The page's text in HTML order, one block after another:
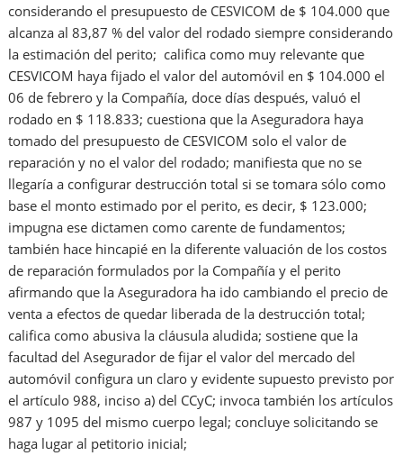
considerando el presupuesto de CESVICOM de $ 104.000 que
alcanza al 83,87 % del valor del rodado siempre considerando
la estimación del perito; califica como muy relevante que
CESVICOM haya fijado el valor del automóvil en $ 104.000 el
06 de febrero y la Compañía, doce días después, valuó el
rodado en $ 118.833; cuestiona que la Aseguradora haya
tomado del presupuesto de CESVICOM solo el valor de
reparación y no el valor del rodado; manifiesta que no se
llegaría a configurar destrucción total si se tomara sólo como
base el monto estimado por el perito, es decir, $ 123.000;
impugna ese dictamen como carente de fundamentos;
también hace hincapié en la diferente valuación de los costos
de reparación formulados por la Compañía y el perito
afirmando que la Aseguradora ha ido cambiando el precio de
venta a efectos de quedar liberada de la destrucción total;
califica como abusiva la cláusula aludida; sostiene que la
facultad del Asegurador de fijar el valor del mercado del
automóvil configura un claro y evidente supuesto previsto por
el artículo 988, inciso a) del CCyC; invoca también los artículos
987 y 1095 del mismo cuerpo legal; concluye solicitando se
haga lugar al petitorio inicial;